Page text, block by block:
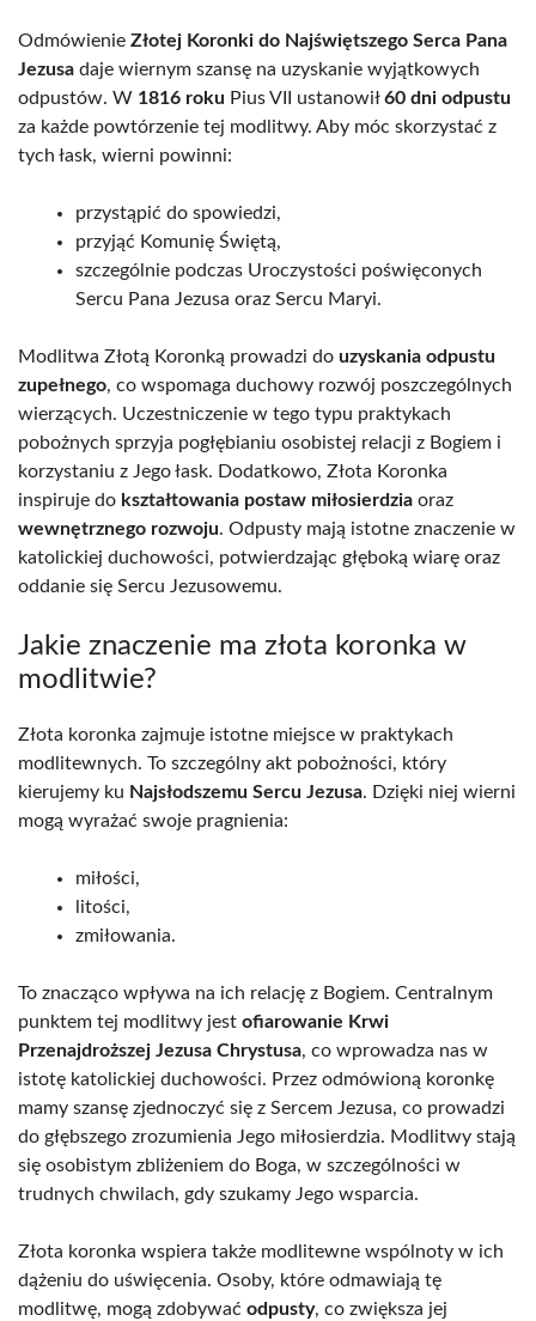
Odmówienie Złotej Koronki do Najświętszego Serca Pana
Jezusa daje wiernym szansę na uzyskanie wyjątkowych
odpustów. W 1816 roku Pius VII ustanowił60 dni odpustu
za każde powtórzenie tej modlitwy. Aby móc skorzystać z
tych łask, wierni powinni:
przystąpić do spowiedzi,
przyjąć Komunię Świętą,
szczególnie podczas Uroczystości poświęconych
Sercu Pana Jezusa oraz Sercu Maryi.
Modlitwa Złotą Koronką prowadzi do uzyskania odpustu
zupełnego, co wspomaga duchowy rozwój poszczególnych
wierzących. Uczestniczenie w tego typu praktykach
pobożnych sprzyja pogłębianiu osobistej relacji z Bogiem i
korzystaniu z Jego łask. Dodatkowo, Złota Koronka
inspiruje do kształtowania postaw miłosierdzia oraz
wewnętrznego rozwoju. Odpusty mają istotne znaczenie w
katolickiej duchowości, potwierdzając głęboką wiarę oraz
oddanie się Sercu Jezusowemu.
Jakie znaczenie ma złota koronka w
modlitwie?
Złota koronka zajmuje istotne miejsce w praktykach
modlitewnych. To szczególny akt pobożności, który
kierujemy ku Najsłodszemu Sercu Jezusa. Dzięki niej wierni
mogą wyrażać swoje pragnienia:
miłości,
litości,
zmiłowania.
To znacząco wpływa na ich relację z Bogiem. Centralnym
punktem tej modlitwy jest ofiarowanie Krwi
Przenajdroższej Jezusa Chrystusa, co wprowadza nas w
istotę katolickiej duchowości. Przez odmówioną koronkę
mamy szansę zjednoczyć się z Sercem Jezusa, co prowadzi
do głębszego zrozumienia Jego miłosierdzia. Modlitwy stają
się osobistym zbliżeniem do Boga, w szczególności w
trudnych chwilach, gdy szukamy Jego wsparcia.
Złota koronka wspiera także modlitewne wspólnoty w ich
dążeniu do uświęcenia. Osoby, które odmawiają tę
modlitwę, mogą zdobywać odpusty, co zwiększa jej